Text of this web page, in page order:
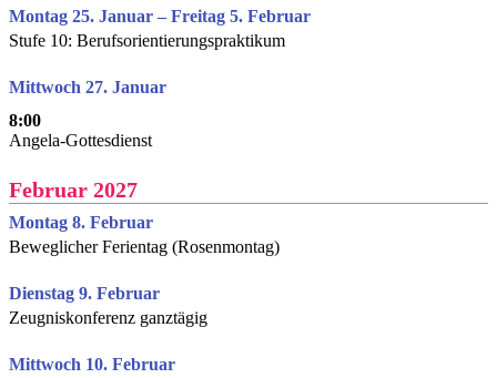
Montag 25. Januar – Freitag 5. Februar
Stufe 10: Berufsorientierungspraktikum
Mittwoch 27. Januar
8:00
Angela-Gottesdienst
Februar 2027
Montag 8. Februar
Beweglicher Ferientag (Rosenmontag)
Dienstag 9. Februar
Zeugniskonferenz ganztägig
Mittwoch 10. Februar